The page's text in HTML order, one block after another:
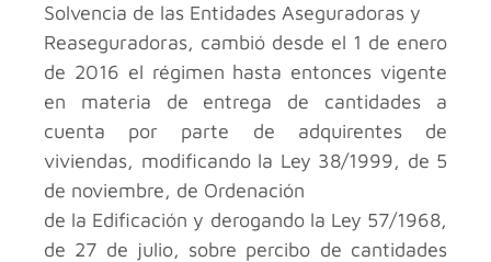
Solvencia de las Entidades Aseguradoras y
Reaseguradoras, cambió desde el 1 de enero
de 2016 el régimen hasta entonces vigente
en materia de entrega de cantidades a
cuenta por parte de adquirentes de
viviendas, modificando la Ley 38/1999, de 5
de noviembre, de Ordenación
de la Edificación y derogando la Ley 57/1968,
de 27 de julio, sobre percibo de cantidades